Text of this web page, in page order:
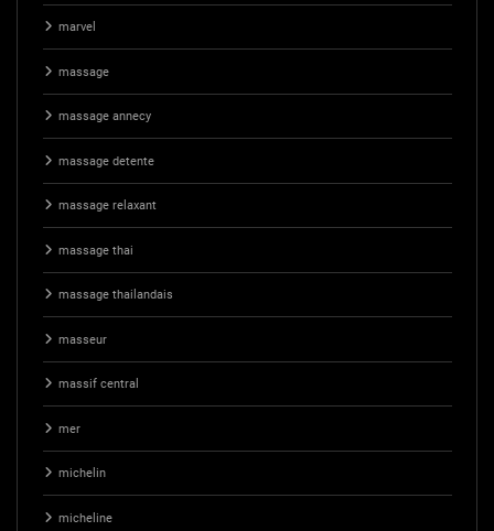
marvel
massage
massage annecy
massage detente
massage relaxant
massage thai
massage thailandais
masseur
massif central
mer
michelin
micheline